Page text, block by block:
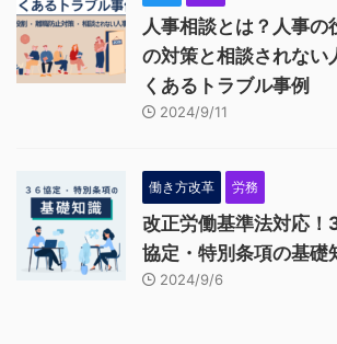
人事相談とは？人事の
の対策と相談されない
くあるトラブル事例
2024/9/11
働き方改革 労務
改正労働基準法対応！
協定・特別条項の基礎
2024/9/6